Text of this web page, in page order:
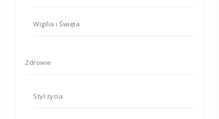
Wigilia i Święta
Zdrowie
Styl życia